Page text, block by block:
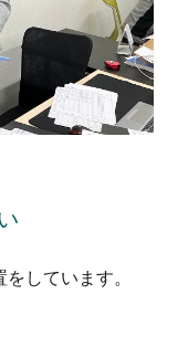
しています。